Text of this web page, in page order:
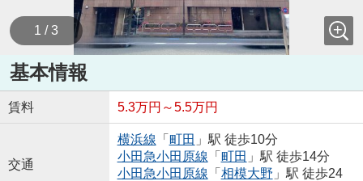
1 / 3
基本情報
賃料 5.3万円～5.5万円
交通
横浜線 「 町田 」駅 徒歩10分
小田急小田原線 「 町田 」駅 徒歩14分
小田急小田原線 「 相模大野 」駅 徒歩24